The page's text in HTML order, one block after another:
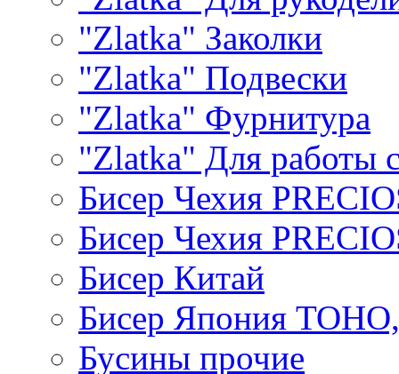
"Zlatka" Заколки
"Zlatka" Подвески
"Zlatka" Фурнитура
"Zlatka" Для работы
Бисер Чехия
Бисер Чехия
Бисер Китай
Бисер Япония
Бусины прочие